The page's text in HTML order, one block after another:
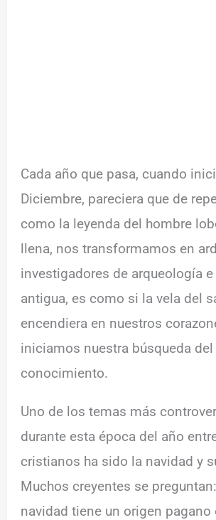
Cada año que pasa, cuando
Diciembre, pareciera que de
como la leyenda del hombre
llena, nos transformamos en
investigadores de arqueología
antigua, es como si la vela del
encendiera en nuestros
iniciamos nuestra búsqueda del
conocimiento.
Uno de los temas más
durante esta época del año
cristianos ha sido la navidad y
Muchos creyentes se
navidad tiene un origen pagano